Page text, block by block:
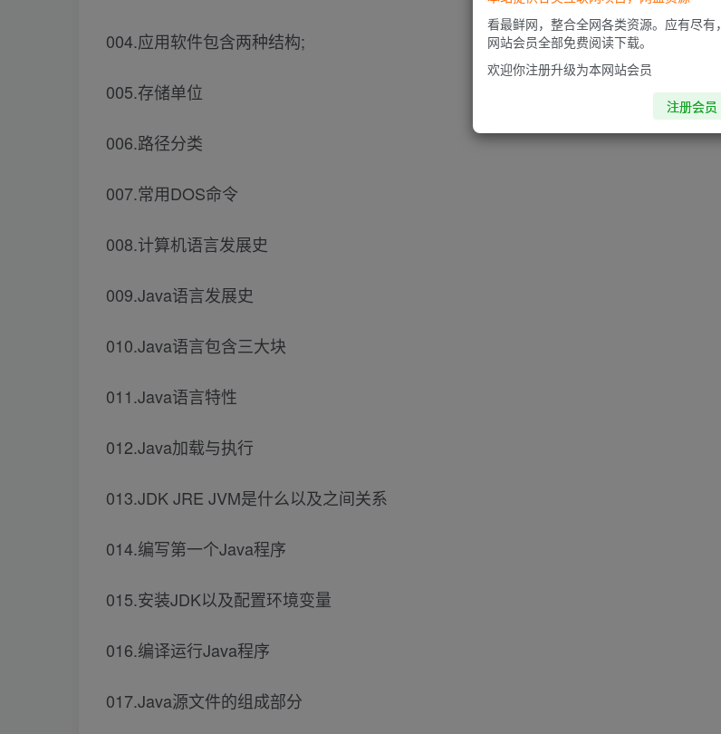
004.应用软件包含两种结构;
005.存储单位
006.路径分类
007.常用DOS命令
008.计算机语言发展史
009.Java语言发展史
010.Java语言包含三大块
011.Java语言特性
012.Java加载与执行
013.JDK JRE JVM是什么以及之间关系
014.编写第一个Java程序
015.安装JDK以及配置环境变量
016.编译运行Java程序
017.Java源文件的组成部分
看最鲜网，整合全网各类资源。应有尽有，
网站会员全部免费阅读下载。
欢迎你注册升级为本网站会员
注册会员